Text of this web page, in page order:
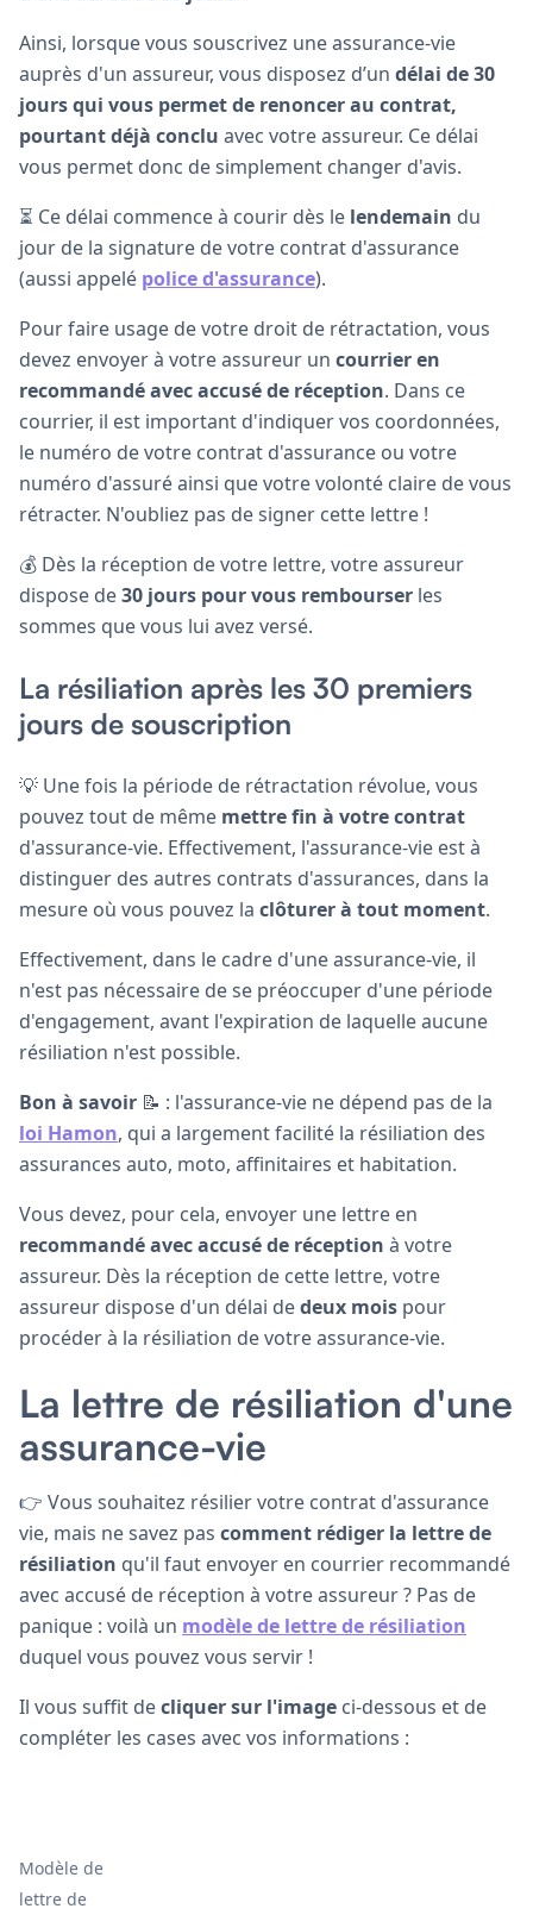
Ainsi, lorsque vous souscrivez une assurance-vie
auprès d'un assureur, vous disposez d’un délai de 30
jours qui vous permet de renoncer au contrat,
pourtant déjà conclu avec votre assureur. Ce délai
vous permet donc de simplement changer d'avis.
⏳ Ce délai commence à courir dès le lendemain du
jour de la signature de votre contrat d'assurance
(aussi appelé police d'assurance).
Pour faire usage de votre droit de rétractation, vous
devez envoyer à votre assureur un courrier en
recommandé avec accusé de réception. Dans ce
courrier, il est important d'indiquer vos coordonnées,
le numéro de votre contrat d'assurance ou votre
numéro d'assuré ainsi que votre volonté claire de vous
rétracter. N'oubliez pas de signer cette lettre !
💰 Dès la réception de votre lettre, votre assureur
dispose de30 jours pour vous rembourser les
sommes que vous lui avez versé.
La résiliation après les 30 premiers
jours de souscription
💡 Une fois la période de rétractation révolue, vous
pouvez tout de même mettre fin à votre contrat
d'assurance-vie. Effectivement, l'assurance-vie est à
distinguer des autres contrats d'assurances, dans la
mesure où vous pouvez la clôturer à tout moment.
Effectivement, dans le cadre d'une assurance-vie, il
n'est pas nécessaire de se préoccuper d'une période
d'engagement, avant l'expiration de laquelle aucune
résiliation n'est possible.
Bon à savoir 📝 : l'assurance-vie ne dépend pas de la
loi Hamon, qui a largement facilité la résiliation des
assurances auto, moto, affinitaires et habitation.
Vous devez, pour cela, envoyer une lettre en
recommandé avec accusé de réception à votre
assureur. Dès la réception de cette lettre, votre
assureur dispose d'un délai dedeux mois pour
procéder à la résiliation de votre assurance-vie.
La lettre de résiliation d'une
assurance-vie
👉 Vous souhaitez résilier votre contrat d'assurance
vie, mais ne savez pas comment rédiger la lettre de
résiliation qu'il faut envoyer en courrier recommandé
avec accusé de réception à votre assureur ? Pas de
panique : voilà un modèle de lettre de résiliation
duquel vous pouvez vous servir !
Il vous suffit decliquer sur l'image ci-dessous et de
compléter les cases avec vos informations :
Modèle de
lettre de